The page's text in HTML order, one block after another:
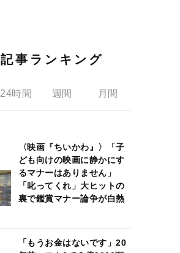
記事ランキング
24時間 週間 月間
〈映画『ちいかわ』〉「子
ども向けの映画に静かにす
るマナーはありません」
「叱ってくれ」大ヒットの
裏で鑑賞マナー論争が白熱
「もうお金はないです」20